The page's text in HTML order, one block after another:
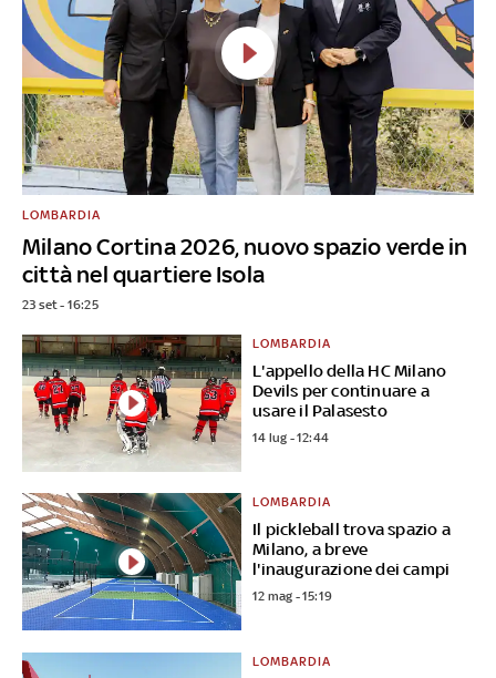
Milano Cortina 2026, nuovo spazio verde in
città nel quartiere Isola
LOMBARDIA
23 set - 16:25
L'appello della HC Milano
Devils per continuare a
usare il Palasesto
LOMBARDIA
14 lug - 12:44
Il pickleball trova spazio a
Milano, a breve
l'inaugurazione dei campi
LOMBARDIA
12 mag - 15:19
LOMBARDIA